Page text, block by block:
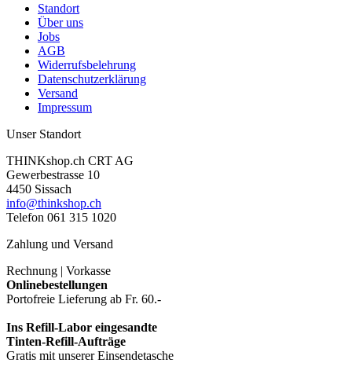
Standort
Über uns
Jobs
AGB
Widerrufsbelehrung
Datenschutzerklärung
Versand
Impressum
Unser Standort
THINKshop.ch CRT AG
Gewerbestrasse 10
4450 Sissach
info@thinkshop.ch
Telefon 061 315 1020
Zahlung und Versand
Rechnung | Vorkasse
Onlinebestellungen
Portofreie Lieferung ab Fr. 60.-
Ins Refill-Labor eingesandte
Tinten-Refill-Aufträge
Gratis mit unserer Einsendetasche